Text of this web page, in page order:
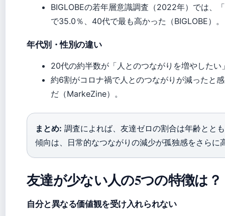
BIGLOBEの若年層意識調査（2022年）では、
で35.0％、40代で最も高かった（BIGLOBE）。
年代別・性別の違い
20代の約半数が「人とのつながりを増やした
約6割がコロナ禍で人とのつながりが減ったと
だ（MarkeZine）。
まとめ: 調査によれば、友達ゼロの割合は年齢とと
傾向は、日常的なつながりの減少が孤独感をさらに
友達が少ない人の5つの特徴は？
自分と異なる価値観を受け入れられない